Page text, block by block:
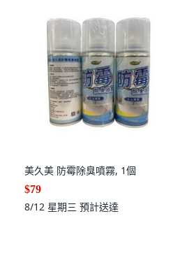
美久美 防霉除臭噴霧, 1個
$79
8/12 星期三 預計送達